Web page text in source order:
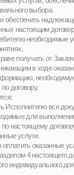
Исполнителем.
является бесплатной, в
решит продолжить участие в
оставить Потребителя
в Услуги оплачиваются
с интенсивностью,
#program путем передачи
в рамках применяемых форм
в соответствии с пунктом
N 2300-1 "О защите прав
законом от 27.06.2011 N 161-ФЗ
10 (Десятого числа) каждого
Потребителя в Театральной
возникшей по вине
в полном объеме.
исполнения возникла по
ни одна из Сторон не отвечает,